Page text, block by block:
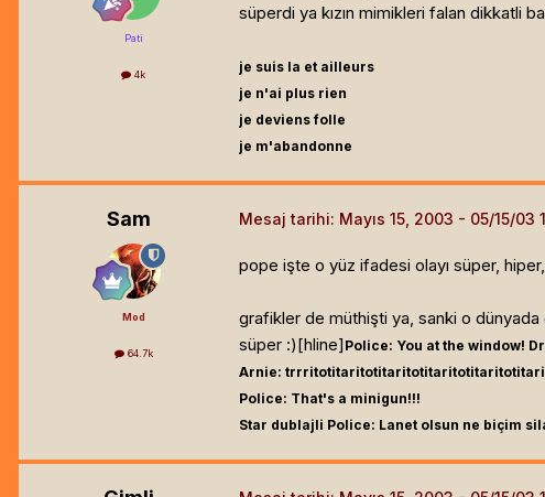
Pati
4k
süperdi ya kızın mimikleri falan dikkatli
je suis la et ailleurs
je n'ai plus rien
je deviens folle
je m'abandonne
Sam
Mod
64.7k
Mesaj tarihi: Mayıs 15, 2003
pope işte o yüz ifadesi olayı süper,
grafikler de müthişti ya, sanki o dünyada
süper :)[hline] Police: You at the window!
Arnie:
Police: That's a minigun!!!
Star dublajli Police: Lanet olsun ne biçim